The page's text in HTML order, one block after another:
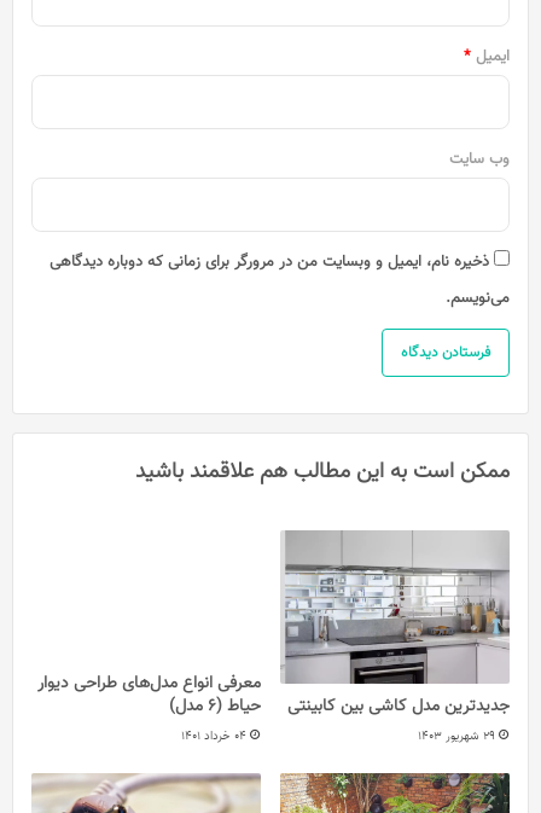
ایمیل *
وب‌ سایت
ذخیره نام، ایمیل و وبسایت من در مرورگر برای زمانی که دوباره دیدگاهی
می‌نویسم.
ممکن است به این مطالب هم علاقمند باشید
جدیدترین مدل کاشی بین کابینتی
29 شهریور 1403
معرفی انواع مدل‌های طراحی دیوار
حیاط (6 مدل)
04 خرداد 1401